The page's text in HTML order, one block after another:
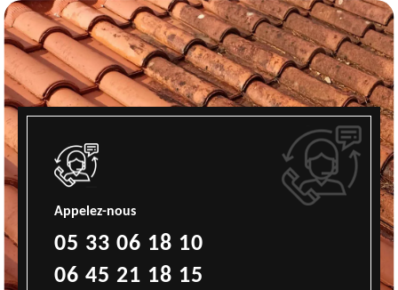
Appelez-nous
05 33 06 18 10
06 45 21 18 15